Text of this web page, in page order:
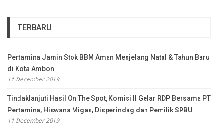
TERBARU
Pertamina Jamin Stok BBM Aman Menjelang Natal & Tahun Baru
di Kota Ambon
11 December 2019
Tindaklanjuti Hasil On The Spot, Komisi II Gelar RDP Bersama PT
Pertamina, Hiswana Migas, Disperindag dan Pemilik SPBU
11 December 2019